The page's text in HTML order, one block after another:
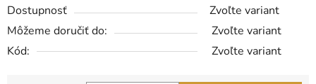
Dostupnosť
Zvoľte variant
Môžeme doručiť do:
Zvoľte variant
Kód:
Zvoľte variant